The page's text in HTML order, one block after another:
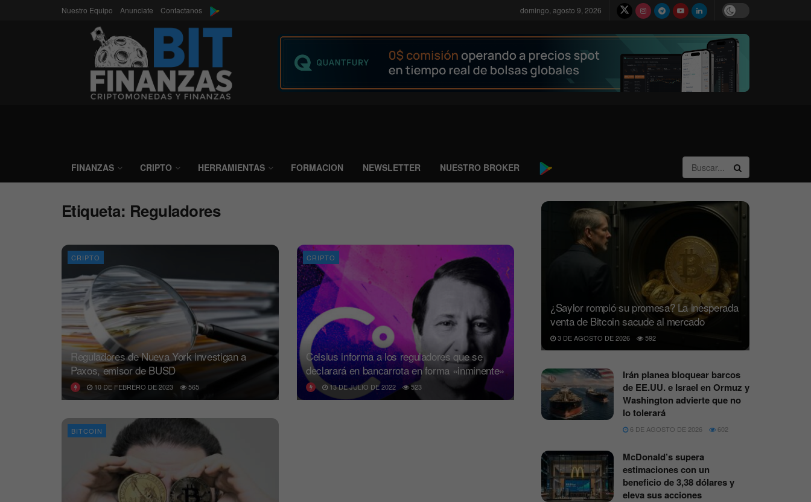
Nuestro Equipo Anunciate Contactanos domingo, agosto 9, 2026
FINANZAS CRIPTO HERRAMIENTAS FORMACION NEWSLETTER NUESTRO BROKER
Etiqueta: Reguladores
CRIPTO
Reguladores de Nueva York investigan a
Paxos, emisor de BUSD
10 DE FEBRERO DE 2023 565
CRIPTO
Celsius informa a los reguladores que se
declarará en bancarrota en forma «inminente»
13 DE JULIO DE 2022 523
BITCOIN
¿Saylor rompió su promesa? La inesperada
venta de Bitcoin sacude al mercado
3 DE AGOSTO DE 2026 592
Irán planea bloquear barcos
de EE.UU. e Israel en Ormuz y
Washington advierte que no
lo tolerará
6 DE AGOSTO DE 2026 602
McDonald’s supera
estimaciones con un
beneficio de 3,38 dólares y
eleva sus acciones